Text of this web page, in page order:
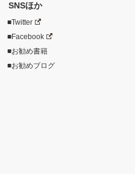
SNSほか
■Twitter
■Facebook
■お勧め書籍
■お勧めブログ